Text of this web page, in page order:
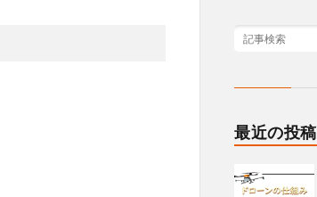
最近の投稿